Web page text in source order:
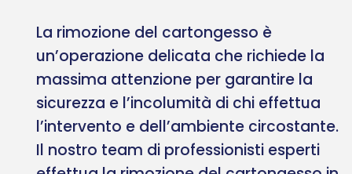
La rimozione del cartongesso è
un’operazione delicata che richiede la
massima attenzione per garantire la
sicurezza e l’incolumità di chi effettua
l’intervento e dell’ambiente circostante.
Il nostro team di professionisti esperti